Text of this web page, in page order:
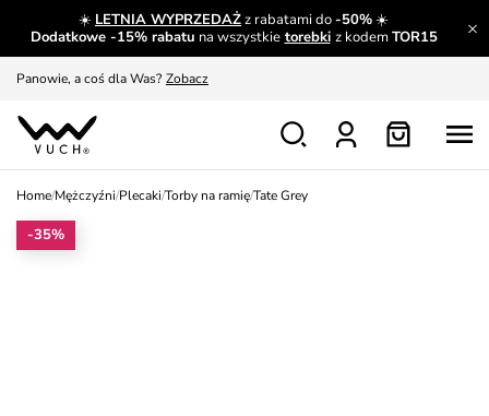
☀️ LETNIA WYPRZEDAŻz rabatami do-50%☀️
Dodatkowe -15% rabatu na wszystkie torebki z kodemTOR15
A czego nie można dowiedzieć się gdzie indziej? Czytaj więcej
Panowie, a coś dla Was? Zobacz
Produkty, które musisz mieć. Dowiedz się więcej
Wymiana i zwrot za darmo Patrz
Home/Mężczyźni/Plecaki/Torby na ramię/Tate Grey
-35%